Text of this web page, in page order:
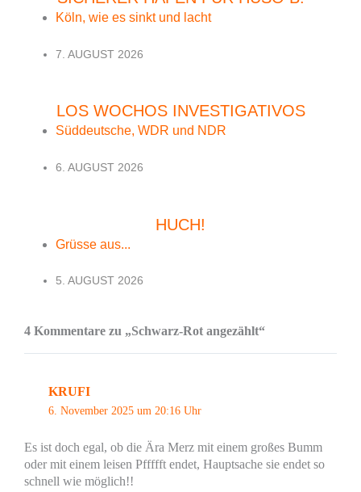
Köln, wie es sinkt und lacht
7. AUGUST 2026
LOS WOCHOS INVESTIGATIVOS
Süddeutsche, WDR und NDR
6. AUGUST 2026
HUCH!
Grüsse aus...
5. AUGUST 2026
4 Kommentare zu „Schwarz-Rot angezählt“
KRUFI
6. November 2025 um 20:16 Uhr
Es ist doch egal, ob die Ära Merz mit einem großes Bumm
oder mit einem leisen Pffffft endet, Hauptsache sie endet so
schnell wie möglich!!